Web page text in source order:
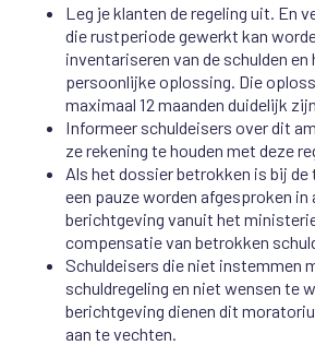
Leg je klanten de regeling uit. En
die rustperiode gewerkt kan
inventariseren van de schulden en
persoonlijke oplossing. Die
maximaal 12 maanden duidelijk zijn.
Informeer schuldeisers over dit
ze rekening te houden met deze
Als het dossier betrokken is bij
een pauze worden afgesproken
berichtgeving vanuit het
compensatie van betrokken
Schuldeisers die niet instemmen
schuldregeling en niet wensen te
berichtgeving dienen dit
aan te vechten.